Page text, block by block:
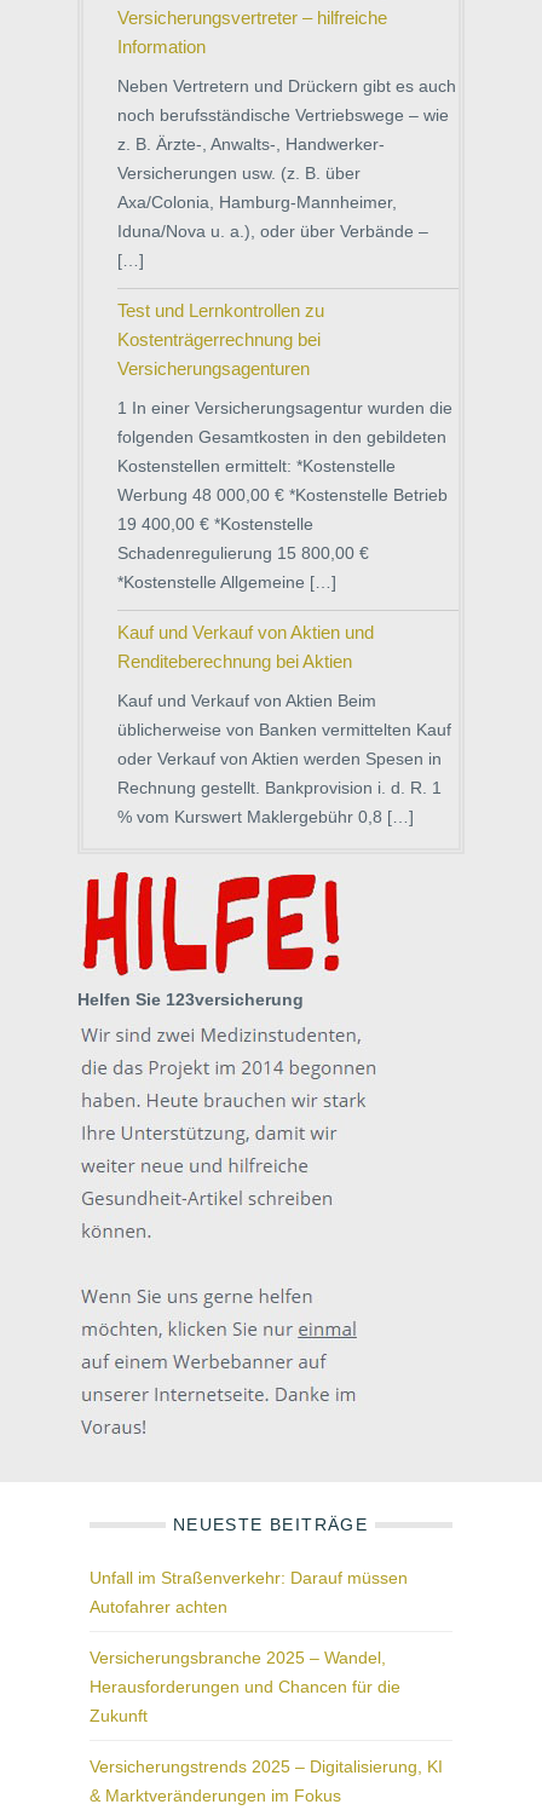
Versicherungsvertreter – hilfreiche
Information
Neben Vertretern und Drückern gibt es auch
noch berufsständische Vertriebswege – wie
z. B. Ärzte-, Anwalts-, Handwerker-
Versicherungen usw. (z. B. über
Axa/Colonia, Hamburg-Mannheimer,
Iduna/Nova u. a.), oder über Verbände –
[…]
Test und Lernkontrollen zu
Kostenträgerrechnung bei
Versicherungsagenturen
1 In einer Versicherungsagentur wurden die
folgenden Gesamtkosten in den gebildeten
Kostenstellen ermittelt: *Kostenstelle
Werbung 48 000,00 € *Kostenstelle Betrieb
19 400,00 € *Kostenstelle
Schadenregulierung 15 800,00 €
*Kostenstelle Allgemeine […]
Kauf und Verkauf von Aktien und
Renditeberechnung bei Aktien
Kauf und Verkauf von Aktien Beim
üblicherweise von Banken vermittelten Kauf
oder Verkauf von Aktien werden Spesen in
Rechnung gestellt. Bankprovision i. d. R. 1
% vom Kurswert Maklergebühr 0,8 […]
Helfen Sie 123versicherung
NEUESTE BEITRÄGE
Unfall im Straßenverkehr: Darauf müssen
Autofahrer achten
Versicherungsbranche 2025 – Wandel,
Herausforderungen und Chancen für die
Zukunft
Versicherungstrends 2025 – Digitalisierung, KI
& Marktveränderungen im Fokus